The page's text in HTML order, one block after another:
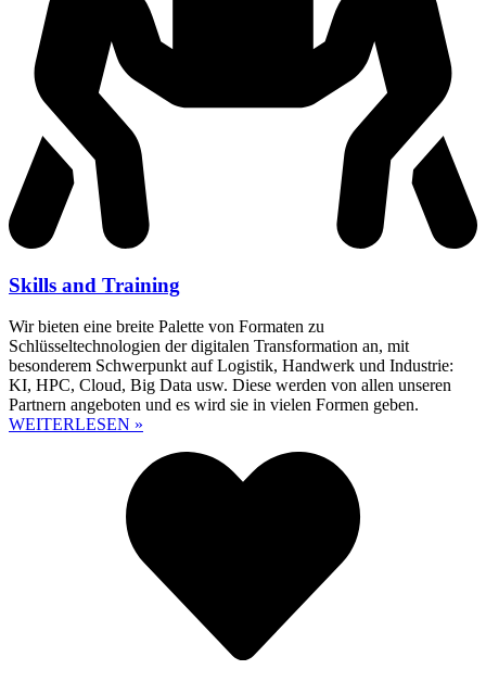
Skills and Training
Wir bieten eine breite Palette von Formaten zu
Schlüsseltechnologien der digitalen Transformation an, mit
besonderem Schwerpunkt auf Logistik, Handwerk und Industrie:
KI, HPC, Cloud, Big Data usw. Diese werden von allen unseren
Partnern angeboten und es wird sie in vielen Formen geben.
WEITERLESEN »